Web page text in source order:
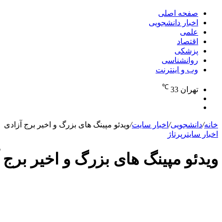
صفحه اصلی
اخبار دانشجویی
علمی
اقتصاد
پزشکی
روانشناسی
وب و اینترنت
تهران 33
℃
خانه/دانشجویی/ اخبار سایت/ویدئو مپینگ های بزرگ و اخیر برج آزادی
اخبار سایترپرتاژ
ویدئو مپینگ های بزرگ و اخیر برج